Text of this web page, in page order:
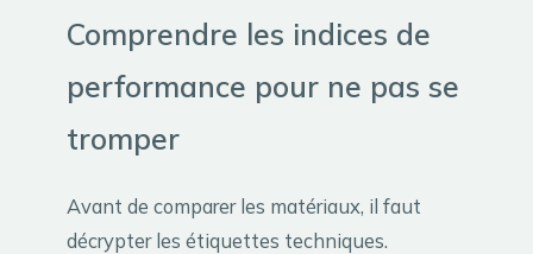
Comprendre les indices de
performance pour ne pas se
tromper
Avant de comparer les matériaux, il faut
décrypter les étiquettes techniques.